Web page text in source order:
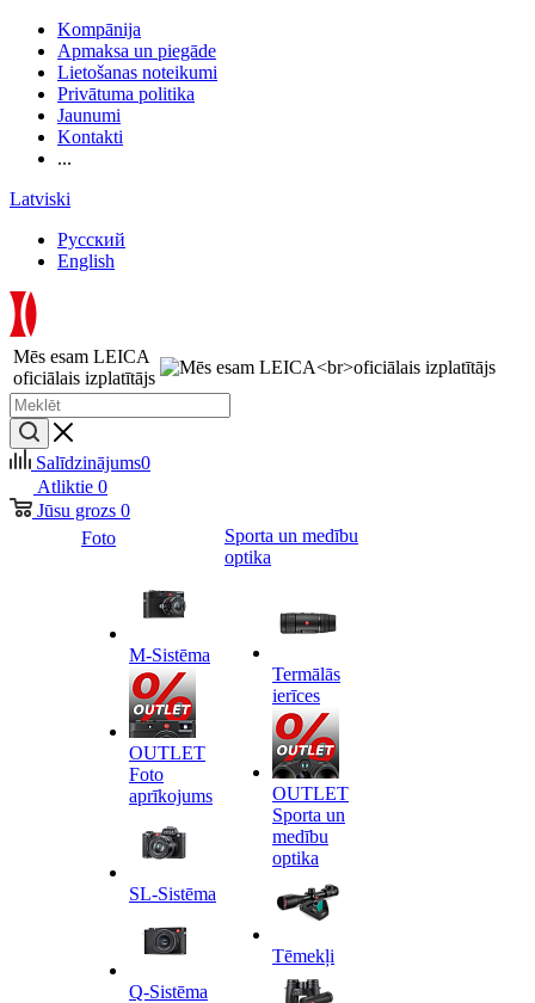
Kompānija
Apmaksa un piegāde
Lietošanas noteikumi
Privātuma politika
Jaunumi
Kontakti
...
Latviski
Русский
English
Mēs esam LEICA
oficiālais izplatītājs
Salīdzinājums0
Atliktie 0
Jūsu grozs 0
Foto
M-Sistēma
OUTLET
Foto
aprīkojums
SL-Sistēma
Q-Sistēma
Sporta un medību
optika
Termālās
ierīces
OUTLET
Sporta un
medību
optika
Tēmekļi